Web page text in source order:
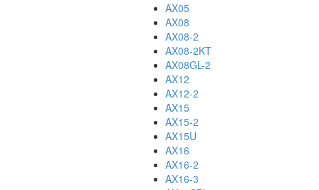
AX05
AX08
AX08-2
AX08-2KT
AX08GL-2
AX12
AX12-2
AX15
AX15-2
AX15U
AX16
AX16-2
AX16-3